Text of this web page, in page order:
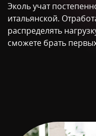
Эколь учат
итальянской.
распределять
сможете брать